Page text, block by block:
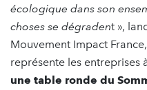
écologique dans son
choses se dégradent »,
Mouvement Impact
représente les entreprises
une table ronde du